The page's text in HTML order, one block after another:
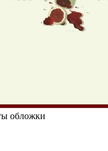
обложки